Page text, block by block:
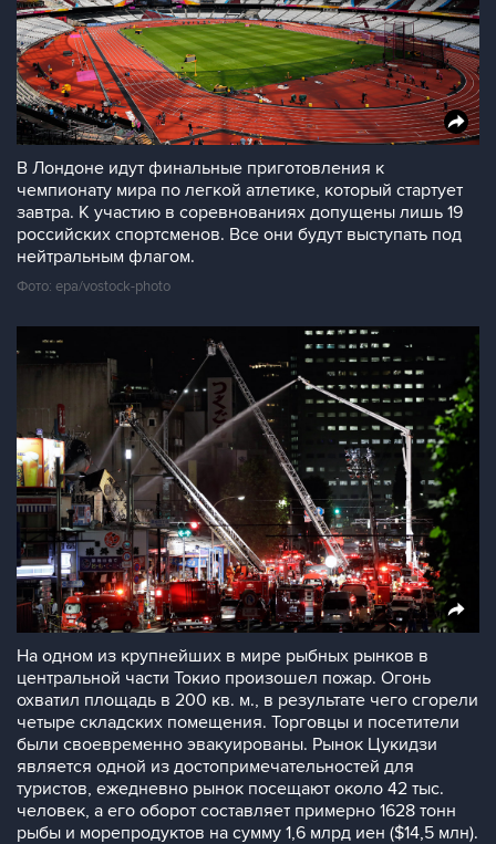
В Лондоне идут финальные приготовления к
чемпионату мира по легкой атлетике, который стартует
завтра. К участию в соревнованиях допущены лишь 19
российских спортсменов. Все они будут выступать под
нейтральным флагом.
Фото: epa/vostock-photo
На одном из крупнейших в мире рыбных рынков в
центральной части Токио произошел пожар. Огонь
охватил площадь в 200 кв. м., в результате чего сгорели
четыре складских помещения. Торговцы и посетители
были своевременно эвакуированы. Рынок Цукидзи
является одной из достопримечательностей для
туристов, ежедневно рынок посещают около 42 тыс.
человек, а его оборот составляет примерно 1628 тонн
рыбы и морепродуктов на сумму 1,6 млрд иен ($14,5 млн).